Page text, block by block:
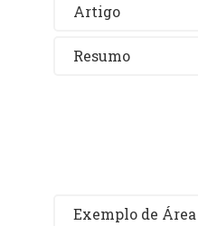
Artigo
Resumo
Exemplo de